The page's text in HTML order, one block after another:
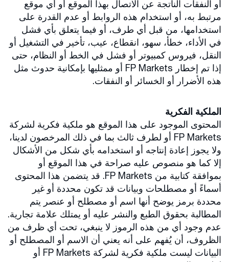
أو النفقات الناتجة عن الاتصال بهذا الموقع أو أي موقع
مرتبط به، أو استخدام هذه الروابط أو عدم القدرة على
استخدامها، من قبل أي طرف، أو فيما يتعلق بأي فشل
في الأداء، خطأ، سهو، انقطاع، عيب، تأخير في التشغيل أو
النقل، فيروس كمبيوتر أو فشل في الخط أو النظام، حتى
إذا تم إخطار FP Markets أو ممثليها بإمكانية حدوث مثل
هذه الأضرار أو الخسائر أو النفقات.
الملكية الفكرية
المحتوى الموجود على هذا الموقع هو ملكية فكرية لشركة
FP Markets أو لطرف ثالث بما في ذلك المرخصون لدينا،
ولا يجوز إعادة إنتاجه أو استخدامه بأي شكل من الأشكال
إلا كما هو منصوص عليه صراحة في هذا الموقع أو
بموافقة كتابية من FP Markets. قد يتضمن هذا المحتوى
أسماءً أو مصطلحات وبيانات قد تكون محددة أو غير
محددة برمز يوضح أنها اسم أو مصطلح أو عنصر يتم
المطالبة بحقوق الطبع والنشر عليه أو يمتلك علامة تجارية.
عدم وجود أي من هذه الرموز لا ينبغي، تحت أي ظرف من
الظروف، أن يُفهم على أنه يعني أن الاسم أو المصطلح أو
البيانات ليست ملكية فكرية لشركة FP Markets أو